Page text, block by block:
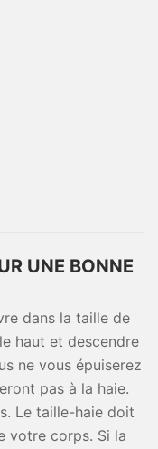
UNE BONNE
dans la taille de
haut et descendre
ne vous épuiserez
pas à la haie.
Le taille-haie doit
votre corps. Si la